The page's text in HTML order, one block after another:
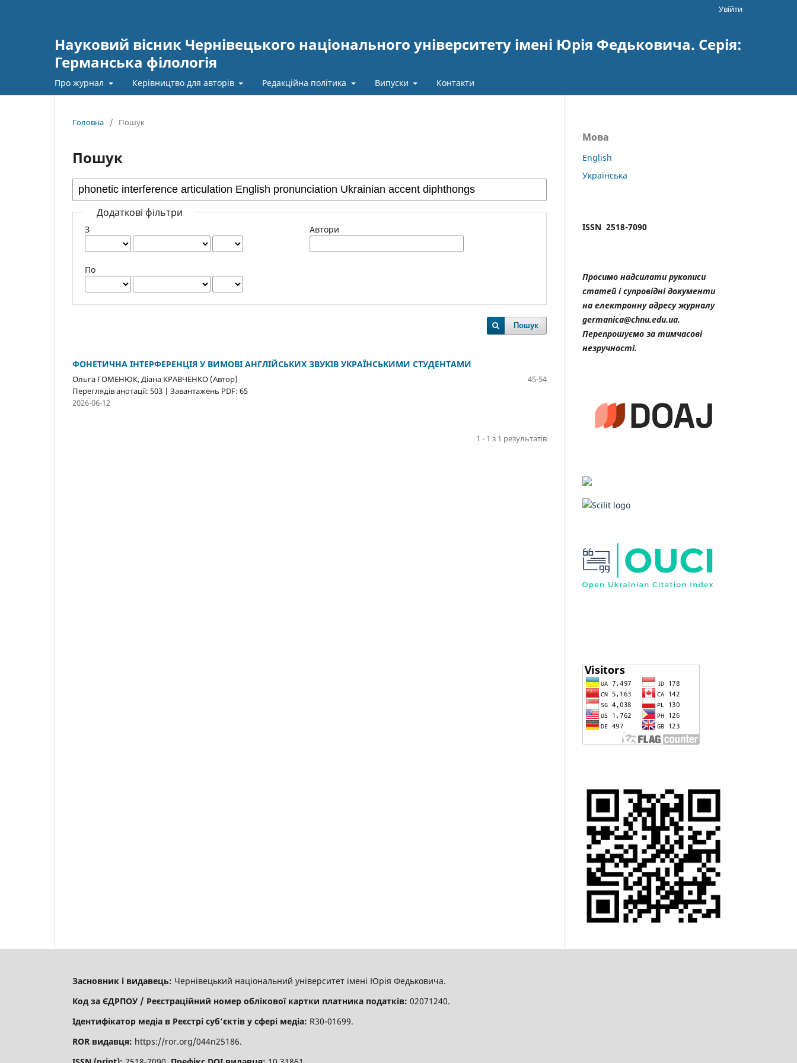
Науковий вісник Чернівецького національного університету імені Юрія Федьковича. Серія:
Германська філологія
Про журнал Керівництво для авторів Редакційна політика Випуски Контакти
Увійти
Головна / Пошук
Пошук
Додаткові фільтри
З
По
Автори
Пошук
ФОНЕТИЧНА ІНТЕРФЕРЕНЦІЯ У ВИМОВІ АНГЛІЙСЬКИХ ЗВУКІВ УКРАЇНСЬКИМИ СТУДЕНТАМИ
Ольга ГОМЕНЮК, Діана КРАВЧЕНКО (Автор)
45-54
Переглядів анотації: 503 | Завантажень PDF: 65
2026-06-12
1 - 1 з 1 результатів
Мова
English
Українська
ISSN 2518-7090
Просимо надсилати рукописи
статей і супровідні документи
на електронну адресу журналу
germanica@chnu.edu.ua.
Перепрошуємо за тимчасові
незручності.
Засновник і видавець: Чернівецький національний університет імені Юрія Федьковича.
Код за ЄДРПОУ / Реєстраційний номер облікової картки платника податків: 02071240.
Ідентифікатор медіа в Реєстрі суб’єктів у сфері медіа: R30-01699.
ROR видавця: https://ror.org/044n25186.